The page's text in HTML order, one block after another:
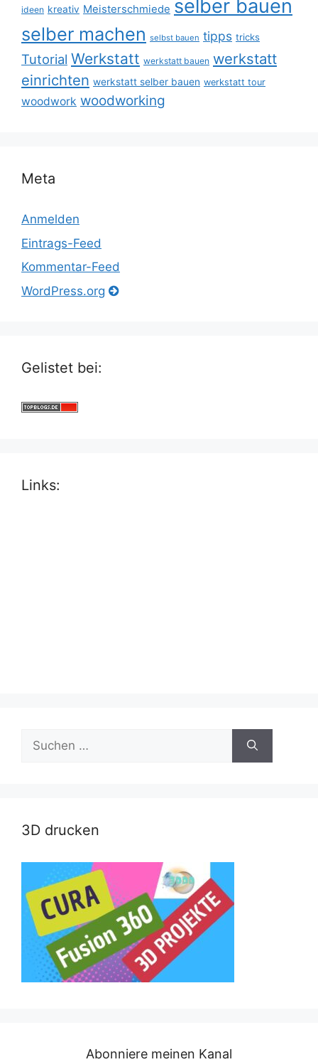
ideen kreativ Meisterschmiede selber bauen
selber machen selbst bauen tipps tricks
Tutorial Werkstatt werkstatt bauen werkstatt
einrichten werkstatt selber bauen werkstatt tour
woodwork woodworking
Meta
Anmelden
Eintrags-Feed
Kommentar-Feed
WordPress.org
Gelistet bei:
Links:
nach:
3D drucken
Abonniere meinen Kanal